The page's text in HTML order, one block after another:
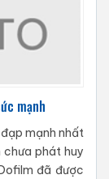
mạnh
mạnh nhất
chưa phát huy
đã được